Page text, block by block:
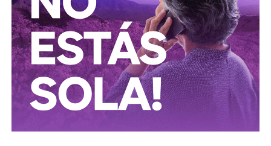
y en 2017, fue considerado por Forbes como el hombre
más rico de dicho país. El regiomontano tiene un historial
documentado de tomar control de empresas en
dificultades financieras a partir de deuda: lo hizo con la
textilera CYDSA en los años 90, con la vidriera Vitro entre
2009 y 2012, y con las ya mencionadas Empresas ICA
desde 2016.
Algo similar realizó en 2020 con
del Centro Norte(OMA), el operador de, entre otros, el